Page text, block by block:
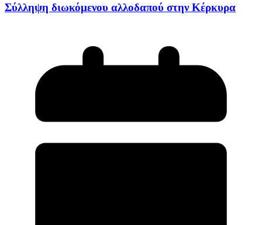
Σύλληψη διωκόμενου αλλοδαπού στην Κέρκυρα